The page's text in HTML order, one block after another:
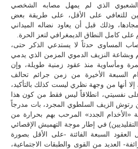
الذي لم يمهل مصابه الشخصي
للتعافي على الأقل، على طريقة بعض
وذلك قبل أن يعاود نضاله الميداني
على كامل النطاق الديمغرافي لتعز الحرة.
المساوى حدثاً لا يستدعي الذكر حتى،
النزيف الدموي المزمن الذي يدمي
ومأساوية منذ عقود زمنية طويلة، وإن
السبعة الأخيرة من زمن جرائم تحالف
إلا أنها من وجهة نظري ليست كذلك بالتأكيد،
على نفسيتي، انطلاقاً ليس فقط من كون هذا
من رتوش الزيف السلطوي المجرد، بات مدرجاً
«الأخدام الجدد» المرحب بهم بحرارة من
في إطار موجة التهميش الإقصائي
العقود السبعة الفائتة -على الأقل بصورة
العديد من القوى والطبقات الاجتماعية،